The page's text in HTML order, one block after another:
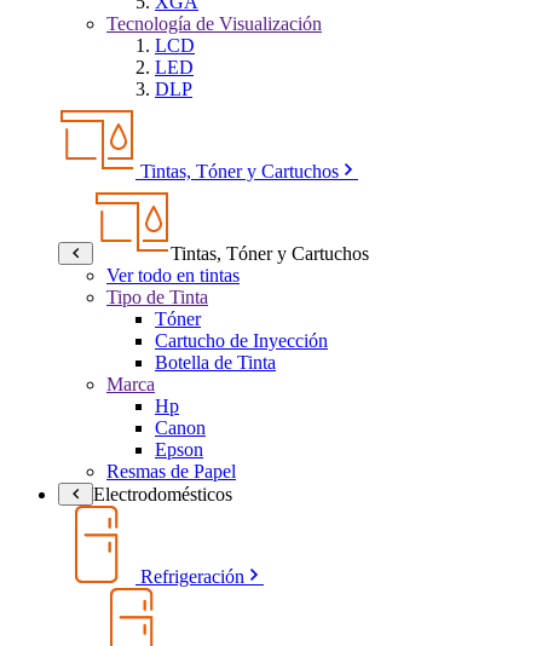
Tecnología de Visualización
LCD
LED
DLP
Tintas, Tóner y Cartuchos
Tintas, Tóner y Cartuchos
Ver todo en tintas
Tipo de Tinta
Tóner
Cartucho de Inyección
Botella de Tinta
Marca
Hp
Canon
Epson
Resmas de Papel
Electrodomésticos
Refrigeración